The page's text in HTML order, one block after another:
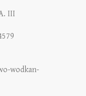
III
wodkan-